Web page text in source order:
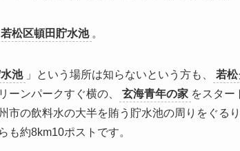
若松区頓田貯水池 。
池 」という場所は知らないという方も、 若松
ーンパークすぐ横の、
玄海青年の家 をスター
市の飲料水の大半を賄う貯水池の周りをぐる
も約8km10ポストです。